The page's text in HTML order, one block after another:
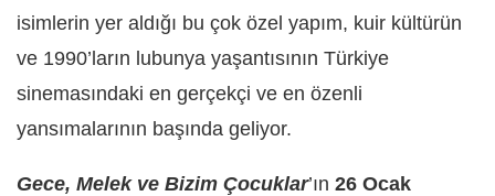
isimlerin yer aldığı bu çok özel yapım, kuir kültürün
ve 1990’ların lubunya yaşantısının Türkiye
sinemasındaki en gerçekçi ve en özenli
yansımalarının başında geliyor.
Gece, Melek ve Bizim Çocuklar’ın 26 Ocak